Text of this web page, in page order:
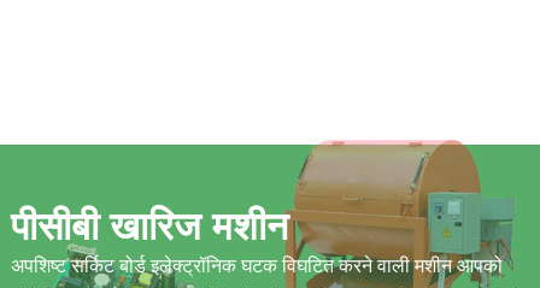
पीसीबी खारिज मशीन
अपशिष्ट सर्किट बोर्ड इलेक्ट्रॉनिक घटक विघटित करने वाली मशीन आपको